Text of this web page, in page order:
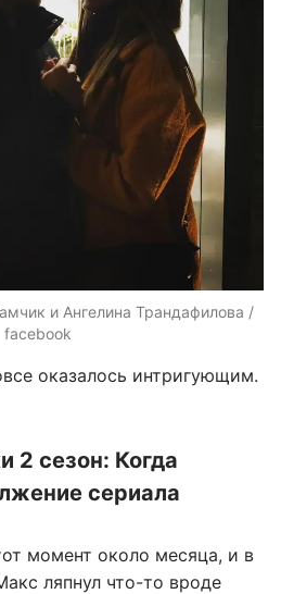
и Ангелина Трандафилова /
facebook
оказалось интригующим.
2 сезон: Когда
сериала
момент около месяца, и в
ляпнул что-то вроде